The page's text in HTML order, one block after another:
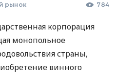
рынок 784
корпорация
монопольное
страны,
винного